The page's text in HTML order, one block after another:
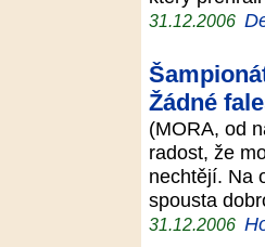
31.12.2006
Žádné
(MORA, od
radost, že
nechtějí. Na
spousta
31.12.2006